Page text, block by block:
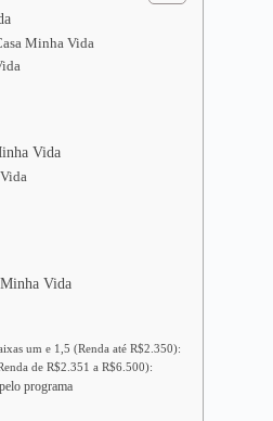
Minha Vida
Vida
Vida
um e 1,5 (Renda até R$2.350):
de R$2.351 a R$6.500):
programa